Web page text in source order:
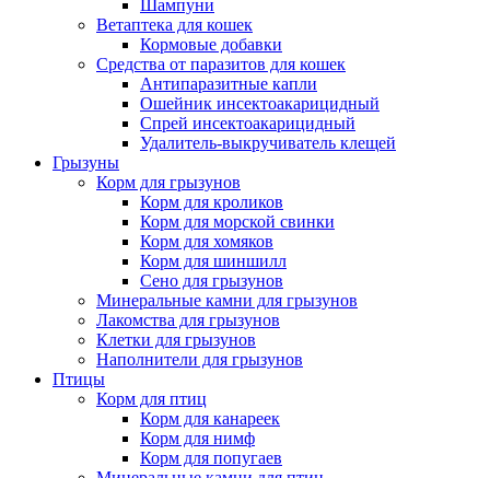
Шампуни
Ветаптека для кошек
Кормовые добавки
Средства от паразитов для кошек
Антипаразитные капли
Ошейник инсектоакарицидный
Спрей инсектоакарицидный
Удалитель-выкручиватель клещей
Грызуны
Корм для грызунов
Корм для кроликов
Корм для морской свинки
Корм для хомяков
Корм для шиншилл
Сено для грызунов
Минеральные камни для грызунов
Лакомства для грызунов
Клетки для грызунов
Наполнители для грызунов
Птицы
Корм для птиц
Корм для канареек
Корм для нимф
Корм для попугаев